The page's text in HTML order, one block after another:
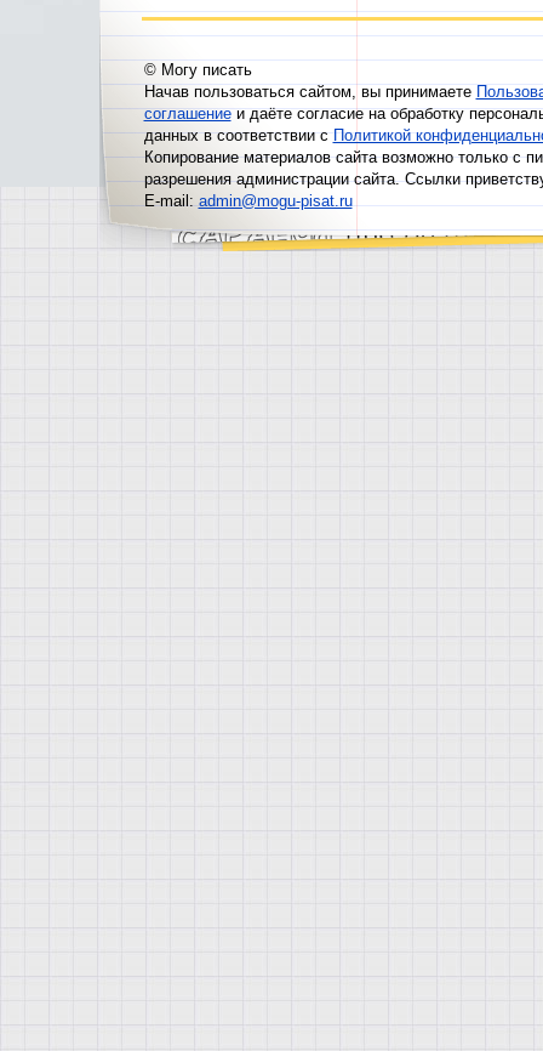
© Могу писать
Начав пользоваться сайтом, вы принимаете
соглашениеи даёте согласие на обработку
данных в соответствии сПолитикой
Копирование материалов сайта возможно только с
разрешения администрации сайта. Ссылки
E-mail:admin@mogu-pisat.ru